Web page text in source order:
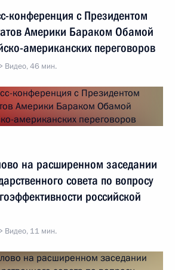
конференция с Президентом
Америки Бараком Обамой
американских переговоров
Видео, 46 мин.
на расширенном заседании
совета по вопросу
российской
Видео, 11 мин.